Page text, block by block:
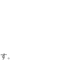
。